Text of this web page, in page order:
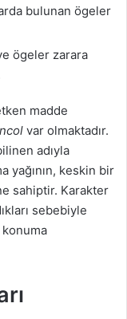
bulunan ögeler
ögeler zarara
madde
var olmaktadır.
adıyla
yağının, keskin bir
sahiptir. Karakter
sebebiyle